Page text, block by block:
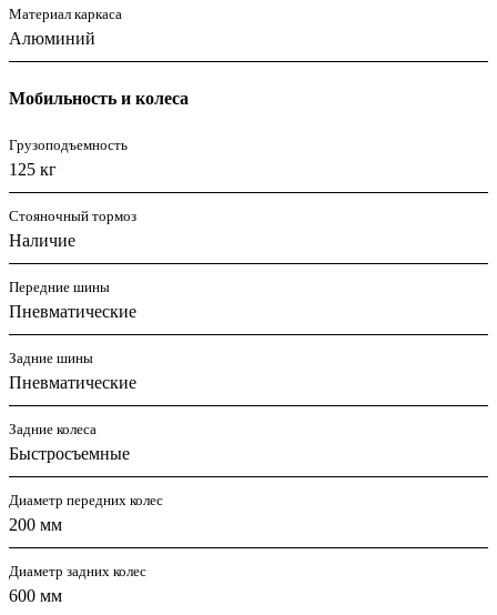
Материал каркаса
Алюминий
Мобильность и колеса
Грузоподъемность
125 кг
Стояночный тормоз
Наличие
Передние шины
Пневматические
Задние шины
Пневматические
Задние колеса
Быстросъемные
Диаметр передних колес
200 мм
Диаметр задних колес
600 мм